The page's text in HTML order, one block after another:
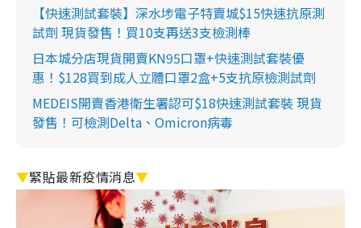
【快速測試套裝】深水埗電子特賣城$15快速抗原測
試劑 現貨發售！買10支再送3支檢測棒
日本城分店現貨開賣KN95口罩+快速測試套裝優
惠！$128買到成人立體口罩2盒+5支抗原檢測試劑
MEDEIS開賣香港衛生署認可$18快速測試套裝 現貨
發售！可檢測Delta、Omicron病毒
▼緊貼最新疫情消息▼